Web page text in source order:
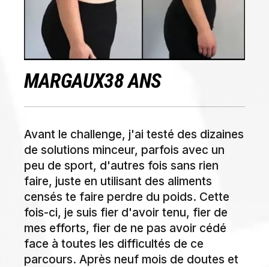
MARGAUX38 ANS
Avant le challenge, j'ai testé des dizaines
de solutions minceur, parfois avec un
peu de sport, d'autres fois sans rien
faire, juste en utilisant des aliments
censés te faire perdre du poids. Cette
fois-ci, je suis fier d'avoir tenu, fier de
mes efforts, fier de ne pas avoir cédé
face à toutes les difficultés de ce
parcours. Après neuf mois de doutes et